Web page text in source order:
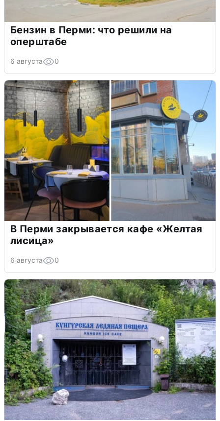
Бензин в Перми: что решили на
оперштабе
6 августа 0
В Перми закрывается кафе «Желтая
лисица»
6 августа 0